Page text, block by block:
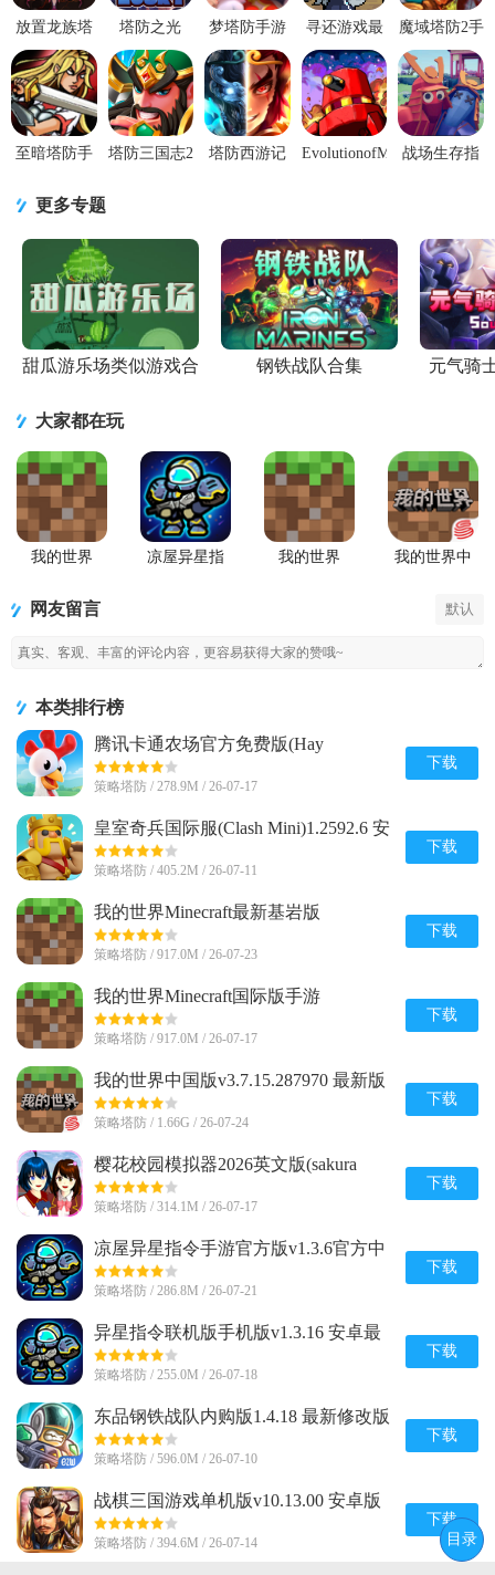
放置龙族塔
防无限金币
版1.1.1.5 修
改金币
塔防之光
1.1.15 无限
金币秒杀
梦塔防手游
自走棋
4.73.2 手机
版
寻还游戏最
新版0.1.1 安
卓版
魔域塔防2手
游(Defender
II)1.4.9 最新
版
至暗塔防手
卓最新版
塔防三国志2
塔防西游记
EvolutionofMecha战场生存指
更多专题
甜瓜游乐场类似游戏合
钢铁战队合集 元气骑
大家都在玩
我的世界
凉屋异星指
我的世界
我的世界中
网友留言 默认
本类排行榜
腾讯卡通农场官方免费版(Hay
Day)v1.71.1 安卓最新版
策略塔防 / 278.9M / 26-07-17
下载
皇室奇兵国际服(Clash Mini)1.2592.6 安
卓最新版
策略塔防 / 405.2M / 26-07-11
下载
我的世界Minecraft最新基岩版
v1.26.20.24 安卓免付费版
策略塔防 / 917.0M / 26-07-23
下载
我的世界Minecraft国际版手游
v1.26.20.24 官方最新版
策略塔防 / 917.0M / 26-07-17
下载
我的世界中国版v3.7.15.287970 最新版
策略塔防 / 1.66G / 26-07-24
下载
樱花校园模拟器2026英文版(sakura
schoolsimulator)v1.048.08 手机版
策略塔防 / 314.1M / 26-07-17
下载
凉屋异星指令手游官方版v1.3.6官方中
文最新版
策略塔防 / 286.8M / 26-07-21
下载
异星指令联机版手机版v1.3.16 安卓最
新版
策略塔防 / 255.0M / 26-07-18
下载
东品钢铁战队内购版1.4.18 最新修改版
策略塔防 / 596.0M / 26-07-10
下载
战棋三国游戏单机版v10.13.00 安卓版
策略塔防 / 394.6M / 26-07-14
下载
目录